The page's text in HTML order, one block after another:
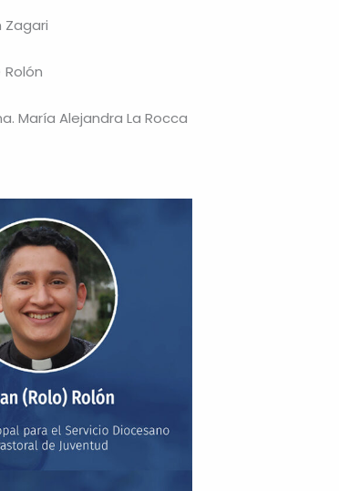
Zagari
María Alejandra La Rocca